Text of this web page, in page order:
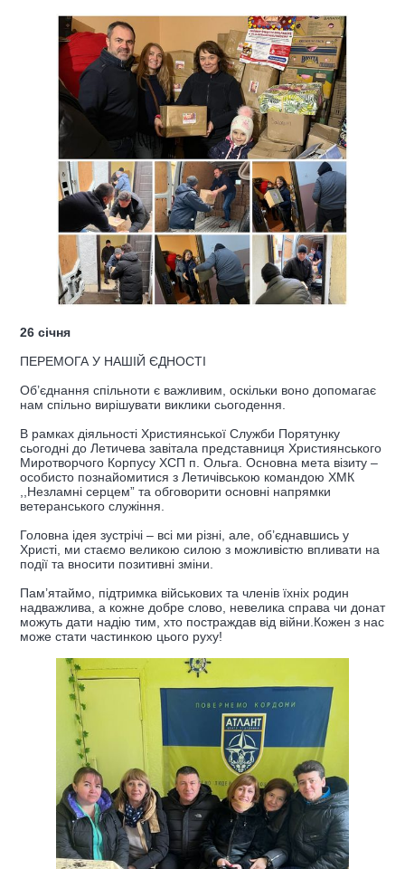
26 січня
ПЕРЕМОГА У НАШІЙ ЄДНОСТІ
Об’єднання спільноти є важливим, оскільки воно допомагає
нам спільно вирішувати виклики сьогодення.
В рамках діяльності Християнської Служби Порятунку
сьогодні до Летичева завітала представниця Християнського
Миротворчого Корпусу ХСП п. Ольга. Основна мета візиту –
особисто познайомитися з Летичівською командою ХМК
,,Незламні серцем” та обговорити основні напрямки
ветеранського служіння.
Головна ідея зустрічі – всі ми різні, але, об’єднавшись у
Христі, ми стаємо великою силою з можливістю впливати на
події та вносити позитивні зміни.
Пам’ятаймо, підтримка військових та членів їхніх родин
надважлива, а кожне добре слово, невелика справа чи донат
можуть дати надію тим, хто постраждав від війни.Кожен з нас
може стати частинкою цього руху!